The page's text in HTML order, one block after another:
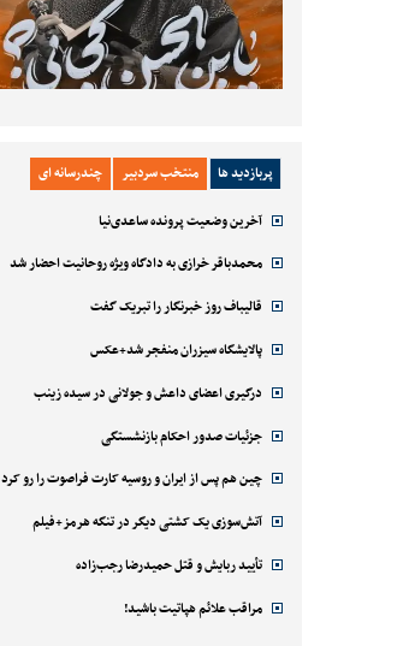
پربازدید ها منتخب سردبیر چندرسانه ای
آخرین وضعیت پرونده ساعدی‌نیا
محمدباقر خرازی به دادگاه ویژه روحانیت احضار شد
قالیباف روز خبرنگار را تبریک گفت
پالایشگاه سیزران منفجر شد+عکس
درگیری اعضای داعش و جولانی در سیده زینب
جزئیات صدور احکام بازنشستگی
چین هم پس از ایران و روسیه کارت فراصوت را رو کرد
آتش‌سوزی یک کشتی دیگر در تنگه هرمز+فیلم
تأیید ربایش و قتل حمیدرضا رجب‌زاده
مراقب علائم هپاتیت باشید!